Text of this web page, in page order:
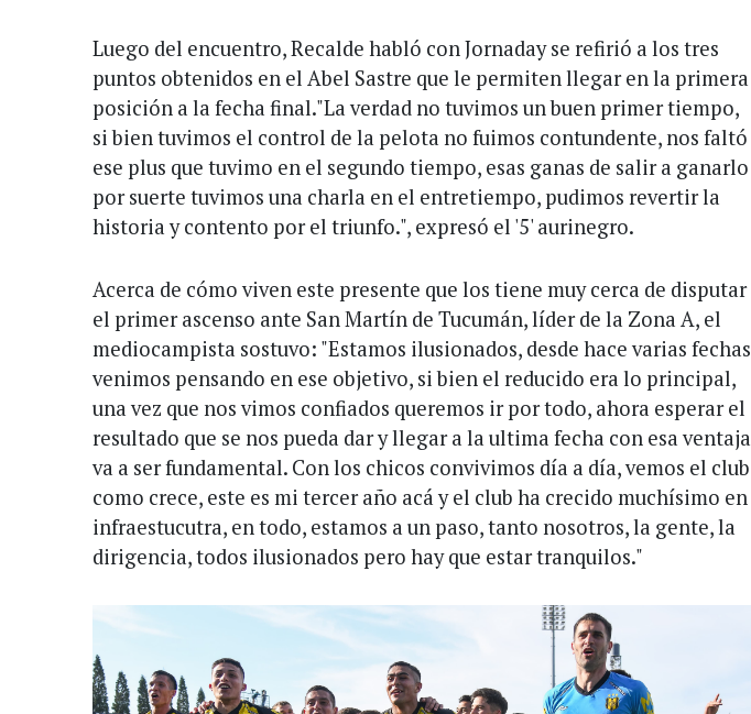
Luego del encuentro, Recalde habló con Jornaday se refirió a los tres
puntos obtenidos en el Abel Sastre que le permiten llegar en la primera
posición a la fecha final."La verdad no tuvimos un buen primer tiempo,
si bien tuvimos el control de la pelota no fuimos contundente, nos faltó
ese plus que tuvimo en el segundo tiempo, esas ganas de salir a ganarlo
por suerte tuvimos una charla en el entretiempo, pudimos revertir la
historia y contento por el triunfo.", expresó el '5' aurinegro.
Acerca de cómo viven este presente que los tiene muy cerca de disputar
el primer ascenso ante San Martín de Tucumán, líder de la Zona A, el
mediocampista sostuvo: "Estamos ilusionados, desde hace varias fechas
venimos pensando en ese objetivo, si bien el reducido era lo principal,
una vez que nos vimos confiados queremos ir por todo, ahora esperar el
resultado que se nos pueda dar y llegar a la ultima fecha con esa ventaja
va a ser fundamental. Con los chicos convivimos día a día, vemos el club
como crece, este es mi tercer año acá y el club ha crecido muchísimo en
infraestucutra, en todo, estamos a un paso, tanto nosotros, la gente, la
dirigencia, todos ilusionados pero hay que estar tranquilos."